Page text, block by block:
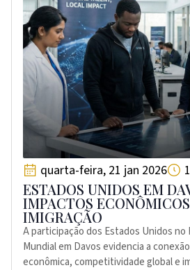
quarta-feira, 21 jan 2026
ESTADOS UNIDOS EM
IMPACTOS
IMIGRAÇÃO
A participação dos Estados Unidos no
Mundial em Davos evidencia a
econômica, competitividade global e